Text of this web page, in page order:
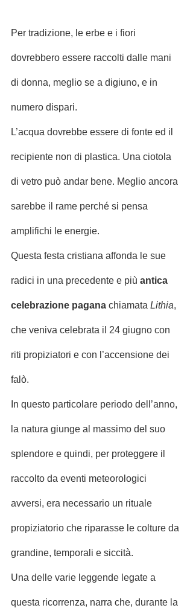
Per tradizione, le erbe e i fiori
dovrebbero essere raccolti dalle mani
di donna, meglio se a digiuno, e in
numero dispari.
L’acqua dovrebbe essere di fonte ed il
recipiente non di plastica. Una ciotola
di vetro può andar bene. Meglio ancora
sarebbe il rame perché si pensa
amplifichi le energie.
Questa festa cristiana affonda le sue
radici in una precedente e più antica
celebrazione pagana chiamata Lithia,
che veniva celebrata il 24 giugno con
riti propiziatori e con l’accensione dei
falò.
In questo particolare periodo dell’anno,
la natura giunge al massimo del suo
splendore e quindi, per proteggere il
raccolto da eventi meteorologici
avversi, era necessario un rituale
propiziatorio che riparasse le colture da
grandine, temporali e siccità.
Una delle varie leggende legate a
questa ricorrenza, narra che, durante la